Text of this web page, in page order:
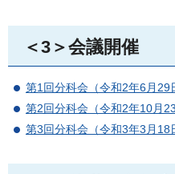
＜3＞会議開催
第1回分科会（令和2年6月29
第2回分科会（令和2年10月23
第3回分科会（令和3年3月18